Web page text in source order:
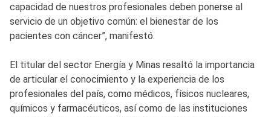
capacidad de nuestros profesionales deben ponerse al
servicio de un objetivo común: el bienestar de los
pacientes con cáncer”, manifestó.
El titular del sector Energía y Minas resaltó la importancia
de articular el conocimiento y la experiencia de los
profesionales del país, como médicos, físicos nucleares,
químicos y farmacéuticos, así como de las instituciones